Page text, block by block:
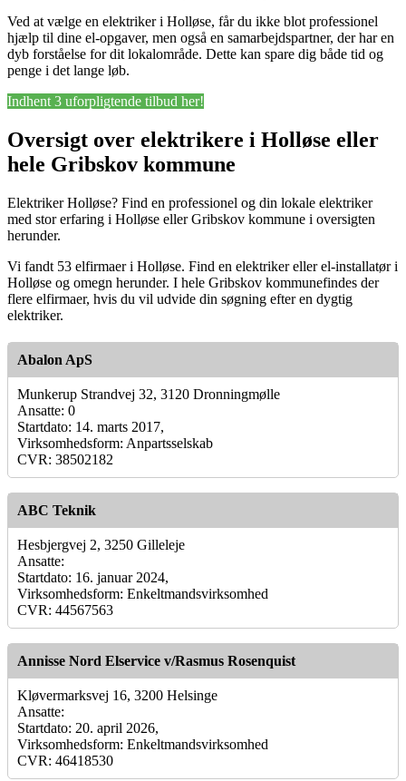
Ved at vælge en elektriker i Holløse, får du ikke blot professionel
hjælp til dine el-opgaver, men også en samarbejdspartner, der har en
dyb forståelse for dit lokalområde. Dette kan spare dig både tid og
penge i det lange løb.
Indhent 3 uforpligtende tilbud her!
Oversigt over elektrikere i Holløse eller
hele Gribskov kommune
Elektriker Holløse? Find en professionel og din lokale elektriker
med stor erfaring i Holløse eller Gribskov kommune i oversigten
herunder.
Vi fandt 53 elfirmaer i Holløse. Find en elektriker eller el-installatør i
Holløse og omegn herunder. I hele Gribskov kommunefindes der
flere elfirmaer, hvis du vil udvide din søgning efter en dygtig
elektriker.
Abalon ApS
Munkerup Strandvej 32, 3120 Dronningmølle
Ansatte: 0
Startdato: 14. marts 2017,
Virksomhedsform: Anpartsselskab
CVR: 38502182
ABC Teknik
Hesbjergvej 2, 3250 Gilleleje
Ansatte:
Startdato: 16. januar 2024,
Virksomhedsform: Enkeltmandsvirksomhed
CVR: 44567563
Annisse Nord Elservice v/Rasmus Rosenquist
Kløvermarksvej 16, 3200 Helsinge
Ansatte:
Startdato: 20. april 2026,
Virksomhedsform: Enkeltmandsvirksomhed
CVR: 46418530